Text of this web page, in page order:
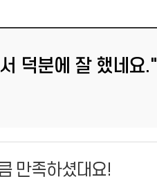
덕분에 잘 했네요."
만족하셨대요!